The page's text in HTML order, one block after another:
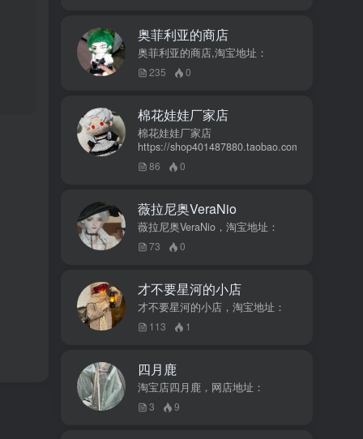
奥菲利亚的商店
奥菲利亚的商店,淘宝地址：
235 0
棉花娃娃厂家店
棉花娃娃厂家店
https://shop401487880.taobao.com/
86 0
薇拉尼奥VeraNio
薇拉尼奥VeraNio，淘宝地址：
73 0
才不要星河的小店
才不要星河的小店，淘宝地址：
113 1
四月鹿
淘宝店四月鹿，网店地址：
3 9